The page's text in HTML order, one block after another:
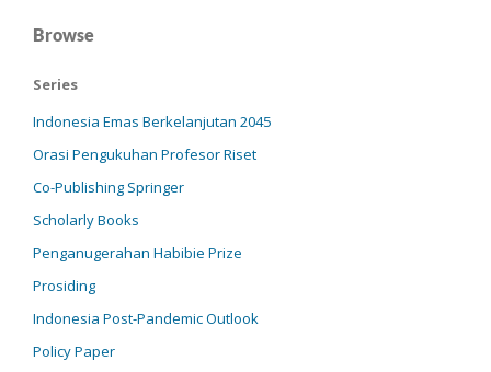
Browse
Series
Indonesia Emas Berkelanjutan 2045
Orasi Pengukuhan Profesor Riset
Co-Publishing Springer
Scholarly Books
Penganugerahan Habibie Prize
Prosiding
Indonesia Post-Pandemic Outlook
Policy Paper